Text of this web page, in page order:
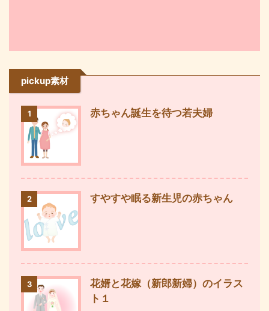
pickup素材
1 赤ちゃん誕生を待つ若夫婦
2 すやすや眠る新生児の赤ちゃん
3
花婿と花嫁（新郎新婦）のイラス
ト１